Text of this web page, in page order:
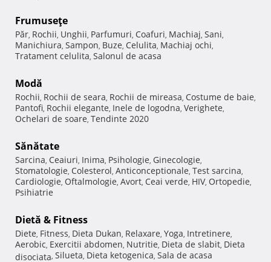
Frumuseţe
Păr, Rochii, Unghii, Parfumuri, Coafuri, Machiaj, Sani,
Manichiura, Sampon, Buze, Celulita, Machiaj ochi,
Tratament celulita, Salonul de acasa
Modă
Rochii, Rochii de seara, Rochii de mireasa, Costume de baie,
Pantofi, Rochii elegante, Inele de logodna, Verighete,
Ochelari de soare, Tendinte 2020
Sănătate
Sarcina, Ceaiuri, Inima, Psihologie, Ginecologie,
Stomatologie, Colesterol, Anticonceptionale, Test sarcina,
Cardiologie, Oftalmologie, Avort, Ceai verde, HIV, Ortopedie,
Psihiatrie
Dietă & Fitness
Diete, Fitness, Dieta Dukan, Relaxare, Yoga, Intretinere,
Aerobic, Exercitii abdomen, Nutritie, Dieta de slabit, Dieta
disociata, Silueta, Dieta ketogenica, Sala de acasa